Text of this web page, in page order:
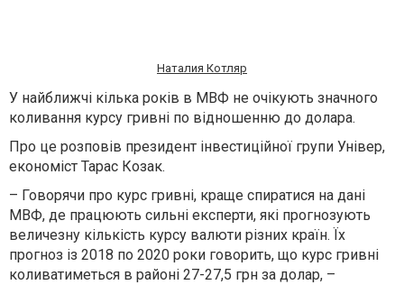
Наталия Котляр
У найближчі кілька років в МВФ не очікують значного
коливання курсу гривні по відношенню до долара.
Про це розповів президент інвестиційної групи Універ,
економіст Тарас Козак.
– Говорячи про курс гривні, краще спиратися на дані
МВФ, де працюють сильні експерти, які прогнозують
величезну кількість курсу валюти різних країн. Їх
прогноз із 2018 по 2020 роки говорить, що курс гривні
коливатиметься в районі 27-27,5 грн за долар, –